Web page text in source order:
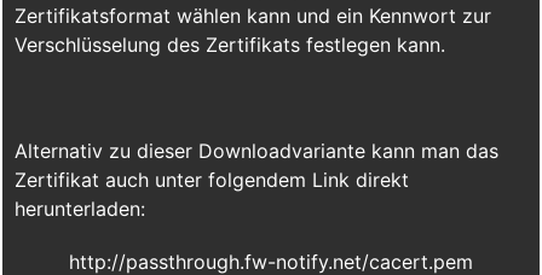
Zertifikatsformat wählen kann und ein Kennwort zur
Verschlüsselung des Zertifikats festlegen kann.
Alternativ zu dieser Downloadvariante kann man das
Zertifikat auch unter folgendem Link direkt
herunterladen:
http://passthrough.fw-notify.net/cacert.pem